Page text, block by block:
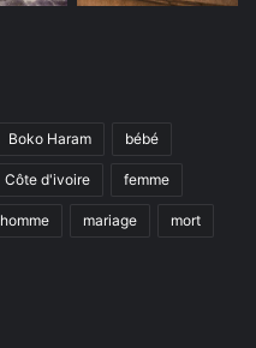
Boko Haram bébé
Côte d'ivoire femme
homme mariage mort